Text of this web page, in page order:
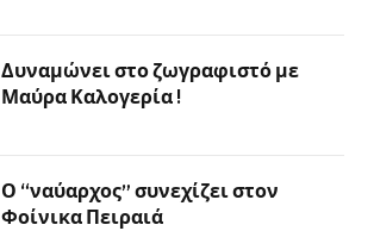
Δυναμώνει στο ζωγραφιστό με
Μαύρα Καλογερία !
Ο “ναύαρχος” συνεχίζει στον
Φοίνικα Πειραιά